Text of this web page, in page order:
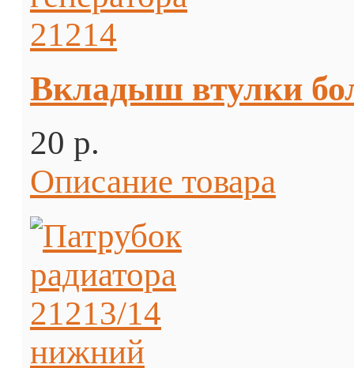
Вкладыш втулки
20 p.
Описание товара